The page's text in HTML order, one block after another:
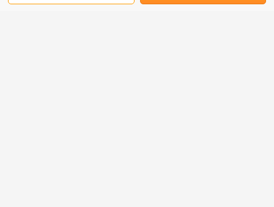
最高の価格で